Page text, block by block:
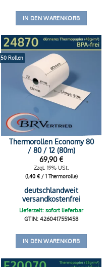
IN DEN WARENKORB
50 Rollen
Thermorollen Economy 80
/ 80 / 12 (80m)
69,90€
Zzgl. 19% USt.
(1,40 €/ 1 Thermorolle)
deutschlandweit
versandkostenfrei
Lieferzeit: sofort lieferbar
GTIN: 4260417551458
IN DEN WARENKORB